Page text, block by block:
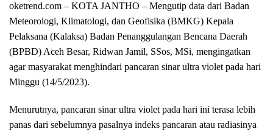
oketrend.com – KOTA JANTHO – Mengutip data dari Badan
Meteorologi, Klimatologi, dan Geofisika (BMKG) Kepala
Pelaksana (Kalaksa) Badan Penanggulangan Bencana Daerah
(BPBD) Aceh Besar, Ridwan Jamil, SSos, MSi, mengingatkan
agar masyarakat menghindari pancaran sinar ultra violet pada hari
Minggu (14/5/2023).
Menurutnya, pancaran sinar ultra violet pada hari ini terasa lebih
panas dari sebelumnya pasalnya indeks pancaran atau radiasinya